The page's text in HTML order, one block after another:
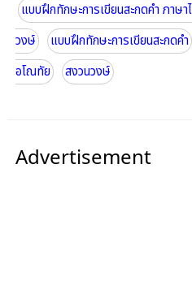
แบบฝึกทักษะการเขียนสะกดคำ ภาษ
วงษ์
แบบฝึกทักษะการเขียนสะกดคำ
อโณทัย
สงวนวงษ์
Advertisement